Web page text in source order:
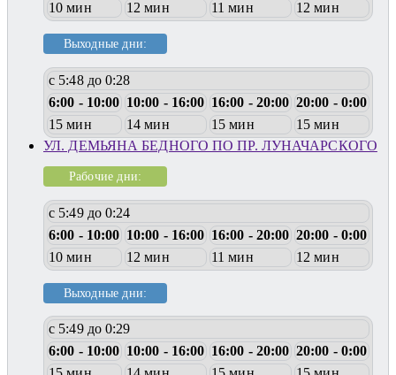
10 мин 12 мин 11 мин 12 мин
Выходные дни:
с 5:48 до 0:28
6:00 - 10:00 10:00 - 16:00 16:00 - 20:00 20:00 - 0:00
15 мин
14 мин 15 мин
15 мин
УЛ. ДЕМЬЯНА БЕДНОГО ПО ПР. ЛУНАЧАРСКОГО
Рабочие дни:
с 5:49 до 0:24
6:00 - 10:00 10:00 - 16:00 16:00 - 20:00 20:00 - 0:00
10 мин
12 мин 11 мин 12 мин
Выходные дни:
с 5:49 до 0:29
6:00 - 10:00 10:00 - 16:00 16:00 - 20:00 20:00 - 0:00